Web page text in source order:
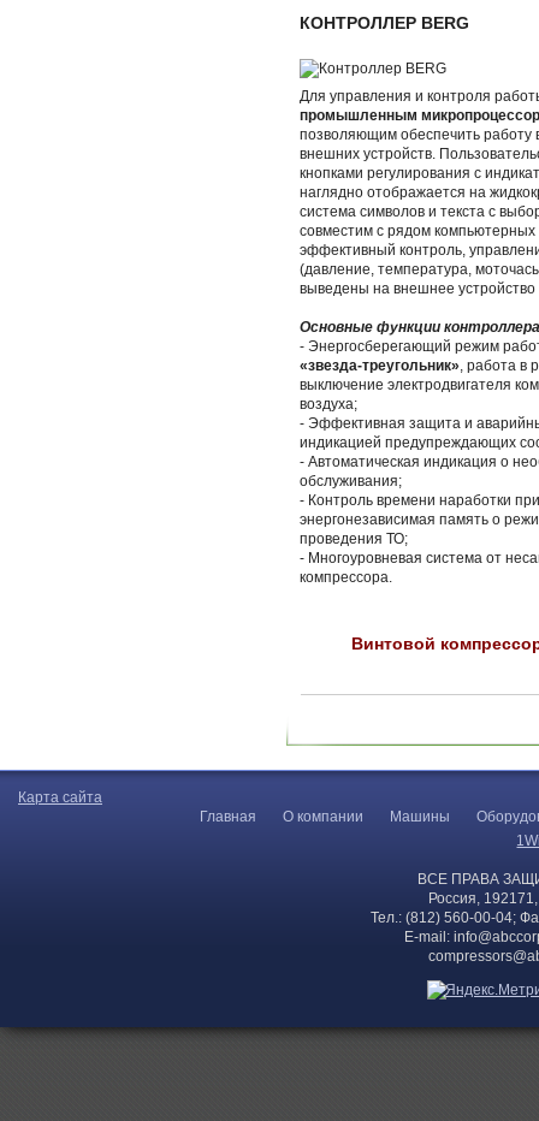
КОНТРОЛЛЕР BERG
Для управления и контроля
промышленным
позволяющим обеспечить работу
внешних устройств.
кнопками регулирования с
наглядно отображается на
система символов и текста с
совместим с рядом
эффективный контроль,
(давление, температура,
выведены на внешнее устройство
Основные функции контроллера
- Энергосберегающий режим
«звезда-треугольник» , работа в
выключение электродвигателя
воздуха;
- Эффективная защита и
индикацией предупреждающих
- Автоматическая индикация о
обслуживания;
- Контроль времени наработки
энергонезависимая память о
проведения ТО;
- Многоуровневая система от
компрессора.
Винтовой
Карта сайта
Главная
О компании Машины
ВСЕ ПРАВА
Россия,
Тел.: (812) 560-00-04;
E-mail: